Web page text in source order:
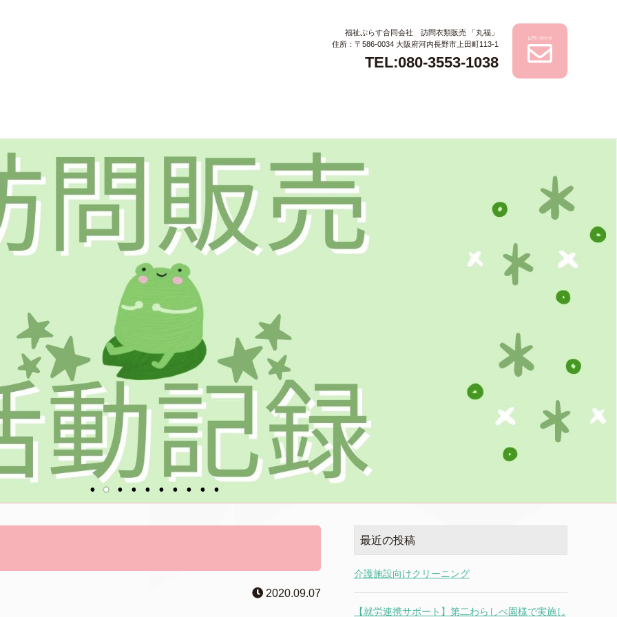
福祉ぷらす合同会社 訪問衣類販売 「丸福」
住所：〒586-0034 大阪府河内長野市上田町113-1
TEL:080-3553-1038
お問い合わせ
2020.09.07
最近の投稿
介護施設向けクリーニング
【就労連携サポート】第二わらしべ園様で実施し